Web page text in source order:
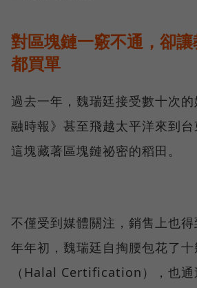
對區塊鏈一竅不通，卻
都買單
過去一年，魏瑞廷接受數十次
融時報》甚至飛越太平洋來到
這塊藏著區塊鏈祕密的稻田。
不僅受到媒體關注，銷售上也
年年初，魏瑞廷自掏腰包花了
（Halal Certification），也通